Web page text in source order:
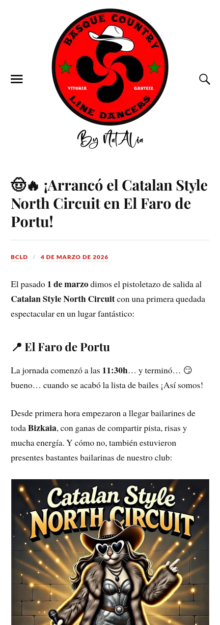
🤠🔥 ¡Arrancó el Catalan Style
North Circuit en El Faro de
Portu!
BCLD 4 DE MARZO DE 2026
El pasado 1 de marzodimos el pistoletazo de salida al
Catalan Style North Circuitcon una primera quedada
espectacular en un lugar fantástico:
📍 El Faro de Portu
La jornada comenzó a las 11:30h… y terminó… 😏
bueno… cuando se acabó la lista de bailes ¡Así somos!
Desde primera hora empezaron a llegar bailarines de
todaBizkaia, con ganas de compartir pista, risas y
mucha energía. Y cómo no, también estuvieron
presentes bastantes bailarinas de nuestro club: